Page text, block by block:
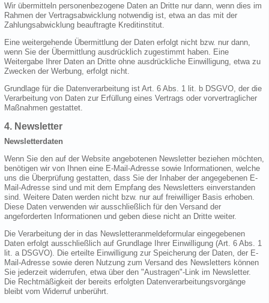
Wir übermitteln personenbezogene Daten an Dritte nur dann, wenn dies im
Rahmen der Vertragsabwicklung notwendig ist, etwa an das mit der
Zahlungsabwicklung beauftragte Kreditinstitut.
Eine weitergehende Übermittlung der Daten erfolgt nicht bzw. nur dann,
wenn Sie der Übermittlung ausdrücklich zugestimmt haben. Eine
Weitergabe Ihrer Daten an Dritte ohne ausdrückliche Einwilligung, etwa zu
Zwecken der Werbung, erfolgt nicht.
Grundlage für die Datenverarbeitung ist Art. 6 Abs. 1 lit. b DSGVO, der die
Verarbeitung von Daten zur Erfüllung eines Vertrags oder vorvertraglicher
Maßnahmen gestattet.
4. Newsletter
Newsletterdaten
Wenn Sie den auf der Website angebotenen Newsletter beziehen möchten,
benötigen wir von Ihnen eine E-Mail-Adresse sowie Informationen, welche
uns die Überprüfung gestatten, dass Sie der Inhaber der angegebenen E-
Mail-Adresse sind und mit dem Empfang des Newsletters einverstanden
sind. Weitere Daten werden nicht bzw. nur auf freiwilliger Basis erhoben.
Diese Daten verwenden wir ausschließlich für den Versand der
angeforderten Informationen und geben diese nicht an Dritte weiter.
Die Verarbeitung der in das Newsletteranmeldeformular eingegebenen
Daten erfolgt ausschließlich auf Grundlage Ihrer Einwilligung (Art. 6 Abs. 1
lit. a DSGVO). Die erteilte Einwilligung zur Speicherung der Daten, der E-
Mail-Adresse sowie deren Nutzung zum Versand des Newsletters können
Sie jederzeit widerrufen, etwa über den "Austragen"-Link im Newsletter.
Die Rechtmäßigkeit der bereits erfolgten Datenverarbeitungsvorgänge
bleibt vom Widerruf unberührt.